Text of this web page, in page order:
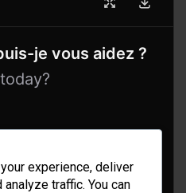
je vous aidez ?
experience, deliver
traffic. You can